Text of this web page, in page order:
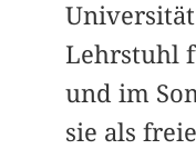
Lehrstuhl
und im
sie als